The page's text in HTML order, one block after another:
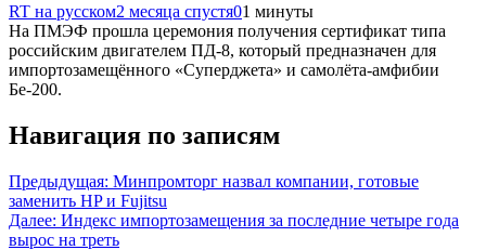
RT на русском2 месяца спустя01 минуты
На ПМЭФ прошла церемония получения сертификат типа
российским двигателем ПД-8, который предназначен для
импортозамещённого «Суперджета» и самолёта-амфибии
Бе-200.
Навигация по записям
Предыдущая: Минпромторг назвал компании, готовые
заменить HP и Fujitsu
Далее: Индекс импортозамещения за последние четыре года
вырос на треть